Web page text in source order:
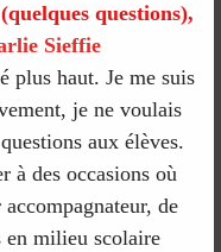
questions),
Sieffie
plus haut. Je me suis
je ne voulais
aux élèves.
à des occasions où
de
en milieu scolaire